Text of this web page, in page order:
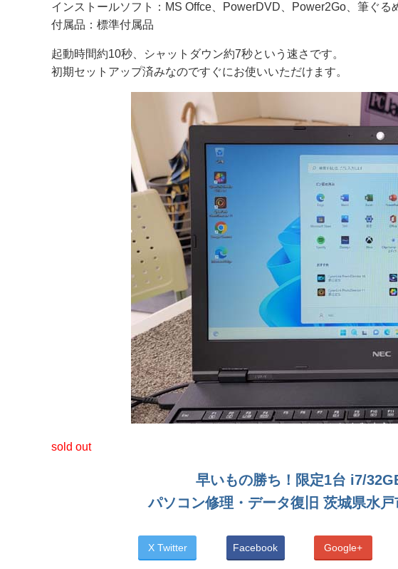
インストールソフト：MS Offce、PowerDVD、Power2Go、筆ぐる
付属品：標準付属品
起動時間約10秒、シャットダウン約7秒という速さです。
初期セットアップ済みなのですぐにお使いいただけます。
sold out
早いもの勝ち！限定1台 i7/
パソコン修理・データ復旧 茨城県水
X Twitter Facebook Google+